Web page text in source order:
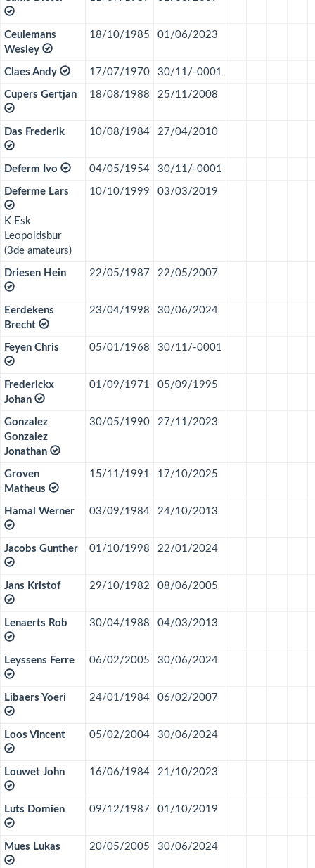
Ceulemans
Wesley
18/10/1985 01/06/2023
Claes Andy 17/07/1970 30/11/-0001
Cupers Gertjan 18/08/1988 25/11/2008
Das Frederik 10/08/1984 27/04/2010
Deferm Ivo 04/05/1954 30/11/-0001
Deferme Lars
K Esk
Leopoldsbur
(3de amateurs)
10/10/1999 03/03/2019
Driesen Hein 22/05/1987 22/05/2007
Eerdekens
Brecht
23/04/1998 30/06/2024
Feyen Chris 05/01/1968 30/11/-0001
Frederickx
Johan
01/09/1971 05/09/1995
Gonzalez
Gonzalez
Jonathan
30/05/1990 27/11/2023
Groven
Matheus
15/11/1991 17/10/2025
Hamal Werner 03/09/1984 24/10/2013
Jacobs Gunther 01/10/1998 22/01/2024
Jans Kristof 29/10/1982 08/06/2005
Lenaerts Rob 30/04/1988 04/03/2013
Leyssens Ferre 06/02/2005 30/06/2024
Libaers Yoeri 24/01/1984 06/02/2007
Loos Vincent 05/02/2004 30/06/2024
Louwet John 16/06/1984 21/10/2023
Luts Domien 09/12/1987 01/10/2019
Mues Lukas 20/05/2005 30/06/2024